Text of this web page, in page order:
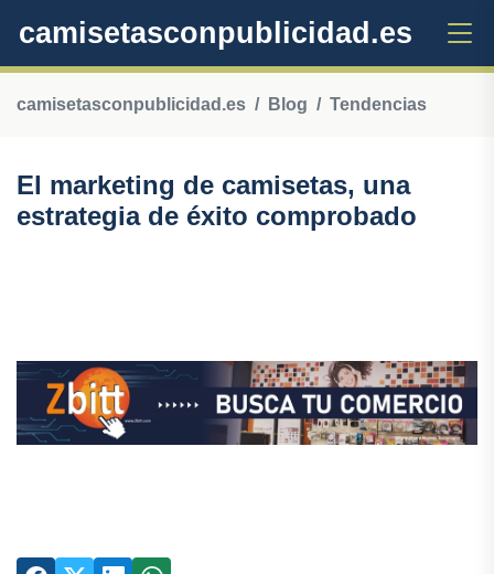
camisetasconpublicidad.es
camisetasconpublicidad.es Blog Tendencias
El marketing de camisetas, una
estrategia de éxito comprobado